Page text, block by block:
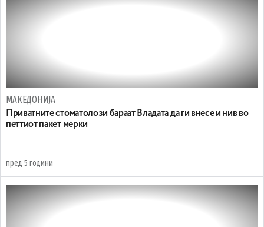
МАКЕДОНИЈА
Приватните стоматолози бараат Владата да ги внесе и нив во
петтиот пакет мерки
пред 5 години